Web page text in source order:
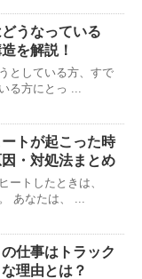
うなっている
を解説！
としている方、すで
る方にとっ ...
トが起こった時
・対処法まとめ
ートしたときは、
あなたは、 ...
仕事はトラック
理由とは？